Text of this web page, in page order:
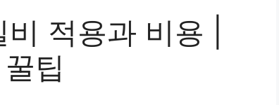
적용과 비용 |
팁